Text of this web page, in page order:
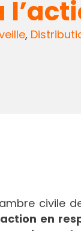
,
civile
en